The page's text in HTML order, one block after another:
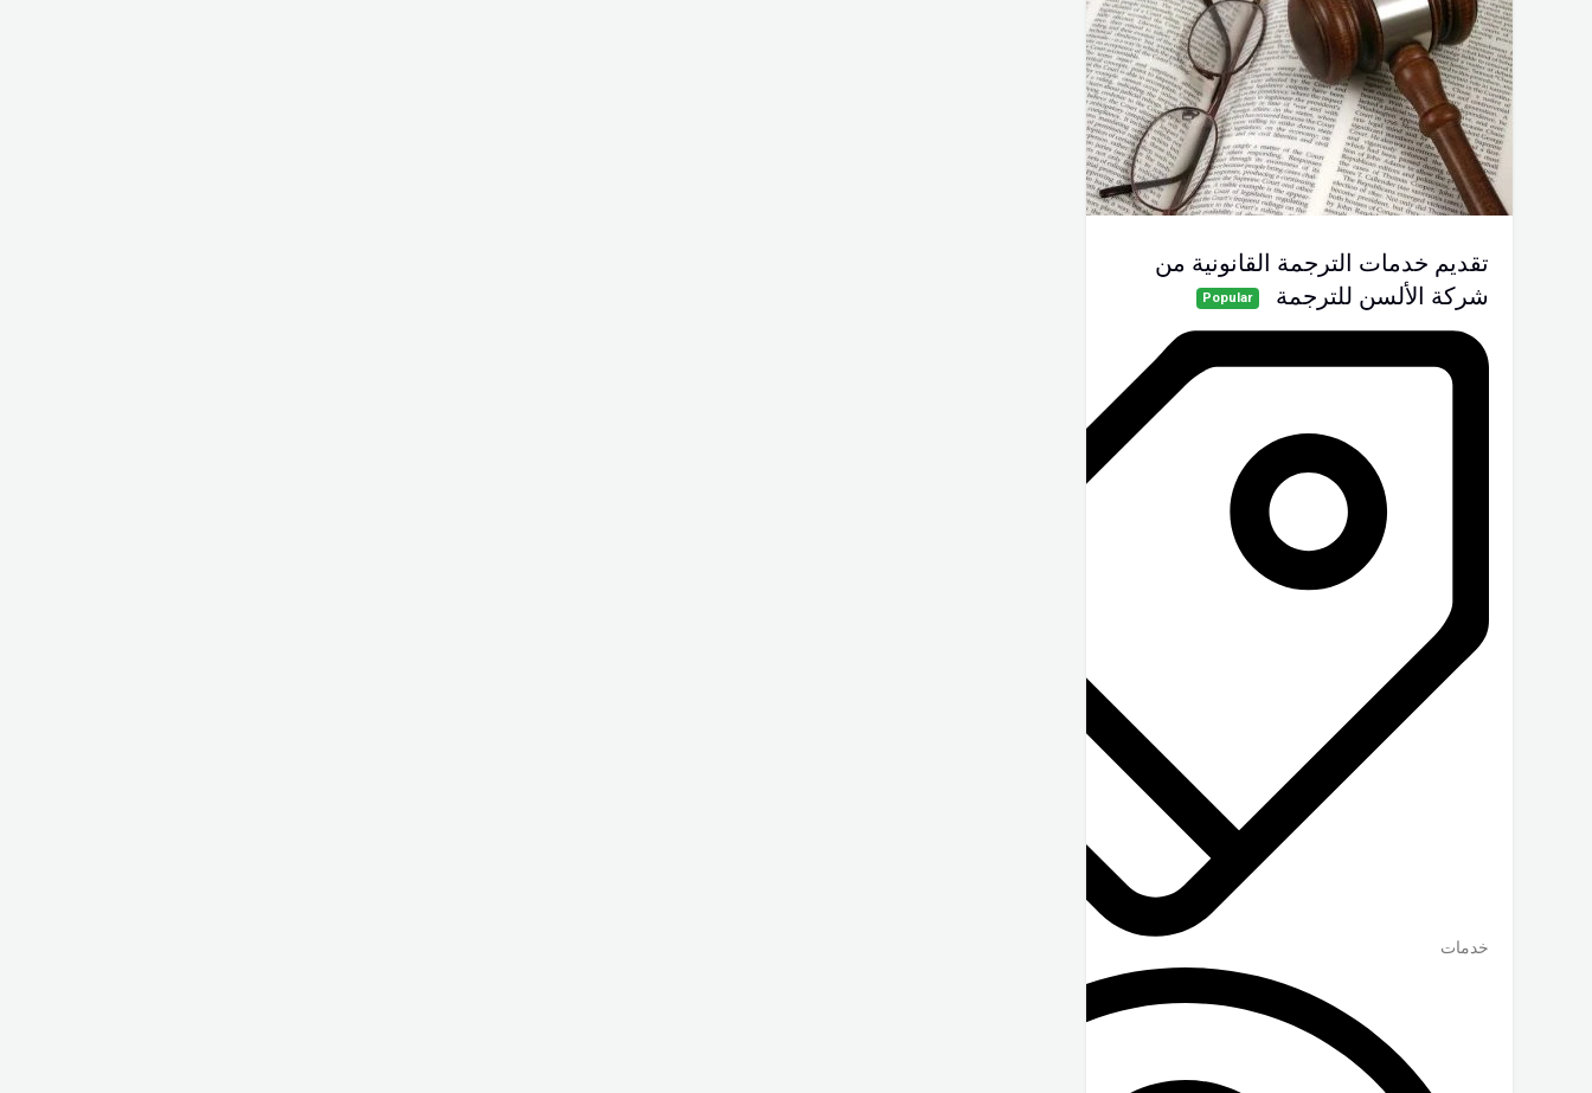
تقديم خدمات الترجمة القانونية من
شركة الألسن للترجمة
Popular
خدمات